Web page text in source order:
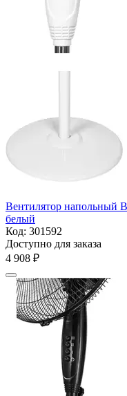
Вентилятор напольный
белый
Код: 301592
Доступно для заказа
4 908 ₽